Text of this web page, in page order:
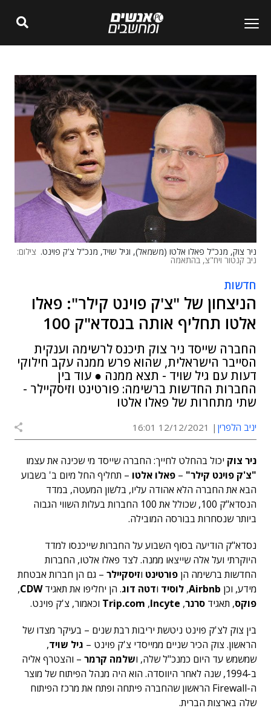
ניר צוק, מנכ"ל פאלו אלטו (משמאל), וגיל שויד, מנכ"ל צ'ק פוינט. צילום:
ניב קנטור ויח"צ, בהתאמה
חדשות
הניצחון של "צ'ק פוינט קילר": פאלו
אלטו תחליף אותה בנסדא"ק 100
החברה שייסד ניר צוק תיכנס לרשימה וענקית
הסייבר הישראלית, שהוא פרש ממנה עקב חילוקי
דעות עם גיל שויד - תצא ממנה ● עוד בין
החברות החדשות ברשימה: פורטינט וזיסקיילר -
שתי מתחרות של פאלו אלטו
יניב הלפרין 12/12/2021 16:01
ניר צוק יכול בהחלט לחייך: החברה שייסד מי שכינה את עצמו
"צ'ק פוינט קילר" – פאלו אלטו – תחליף החל מיום ב' בשבוע
הבא את החברה הלא אהודה עליו, בלשון המעטה, במדד
הנסדא"ק 100, שכולל את 100 החברות בעלות השווי הגבוה
ביותר שנסחרות בבורסה המובילה.
נסדא"ק הודיעה בסוף השבוע על החברות שייכנסו למדד
היוקרתי ועל אלה שייצאו ממנה. לצד פאלו אלטו, החברות
החדשות ברשימה הן פורטינט וזיסקיילר – גם הן חברות אבטחת
מידע, וכן Airbnb
, לוסיד ודטה דוג. הן יחליפו את תאגידCDW
,
פוקס, תאגיד סרנר,
Trip.com ,Incyte
וכאמור, צ'ק פוינט.
בין צוק לצ'ק פוינט ניטשת יריבות רבת שנים – בעיקר מצדו של
הראשון. צוק הכיר שניים ממייסדי צ'ק פוינט – גיל שויד,
שמשמש עד היום כמנכ"ל שלה, ושלמה קרמר – והצטרף אליה
ב-1994, שנה לאחר היווסדה. הוא היה מנהל הפיתוח של מוצר
ה-Firewall הראשון שהחברה פיתחה ופתח את מרכז הפיתוח
שלה בארצות הברית.